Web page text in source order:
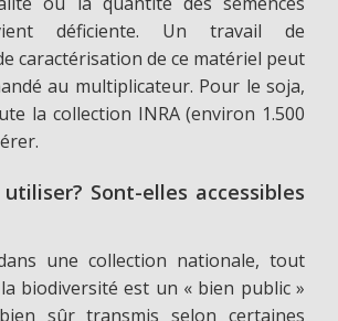
déficiente. Un travail de
caractérisation de ce matériel peut
au multiplicateur. Pour le soja,
la collection INRA (environ 1.500
Sont-elles accessibles
une collection nationale, tout
biodiversité est un « bien public »
sûr transmis selon certaines